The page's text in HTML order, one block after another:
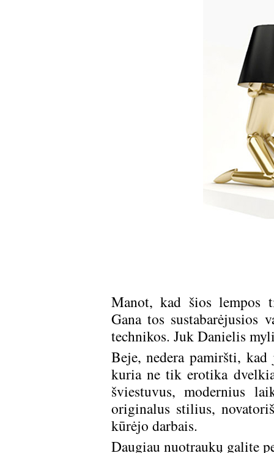
Manot, kad šios lempos
Gana tos sustabarėjusios
technikos. Juk Danielis
Beje, nedera pamiršti,
kuria ne tik erotika
šviestuvus, modernius
originalus stilius,
kūrėjo darbais.
Daugiau nuotraukų galite